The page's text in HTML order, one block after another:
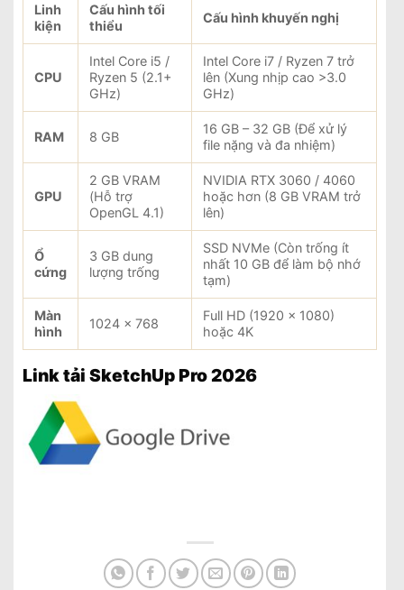
Linh
kiện
Cấu hình tối
thiểu
Cấu hình khuyến nghị
CPU
Intel Core i5 /
Ryzen 5 (2.1+
GHz)
Intel Core i7 / Ryzen 7 trở
lên (Xung nhịp cao >3.0
GHz)
RAM 8 GB
16 GB – 32 GB (Để xử lý
file nặng và đa nhiệm)
GPU
2 GB VRAM
(Hỗ trợ
OpenGL 4.1)
NVIDIA RTX 3060 / 4060
hoặc hơn (8 GB VRAM trở
lên)
Ổ
cứng
3 GB dung
lượng trống
SSD NVMe (Còn trống ít
nhất 10 GB để làm bộ nhớ
tạm)
Màn
hình
1024 x 768
Full HD (1920 x 1080)
hoặc 4K
Link tải SketchUp Pro 2026